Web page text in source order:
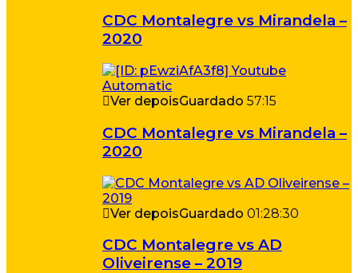
CDC Montalegre vs Mirandela –
2020
Ver depoisGuardado 57:15
CDC Montalegre vs Mirandela –
2020
Ver depoisGuardado 01:28:30
CDC Montalegre vs AD
Oliveirense – 2019